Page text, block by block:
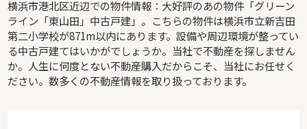
横浜市港北区近辺での物件情報：大好評のあの物件「グリーン
ライン「東山田」中古戸建」。こちらの物件は横浜市立新吉田
第二小学校が871m以内にあります。設備や周辺環境が整ってい
る中古戸建てはいかがでしょうか。当社で不動産を探しません
か。人生に何度とない不動産購入だからこそ、当社にお任せく
ださい。数多くの不動産情報を取り扱っております。